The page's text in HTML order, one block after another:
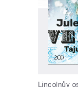
Lincolnův